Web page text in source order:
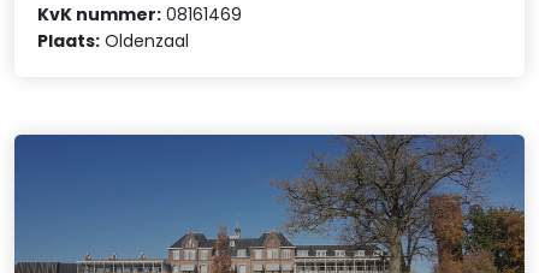
KvK nummer: 08161469
Plaats: Oldenzaal